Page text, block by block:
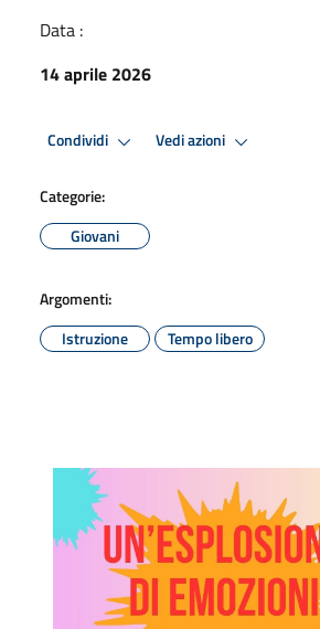
Data :
14 aprile 2026
Condividi Vedi azioni
Categorie:
Giovani
Argomenti:
Istruzione
Tempo libero